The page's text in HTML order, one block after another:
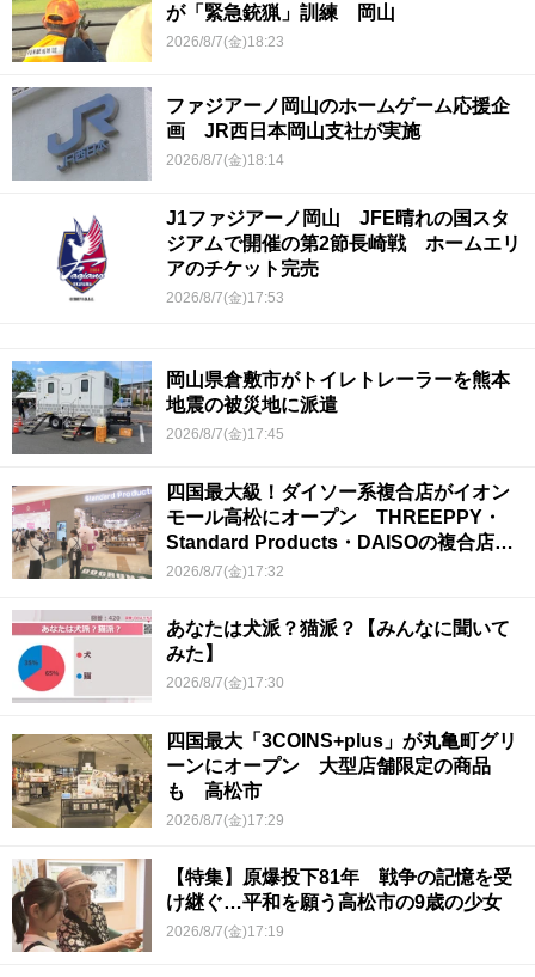
が「緊急銃猟」訓練 岡山
2026/8/7(金)18:23
ファジアーノ岡山のホームゲーム応援企
画 JR西日本岡山支社が実施
2026/8/7(金)18:14
J1ファジアーノ岡山 JFE晴れの国スタ
ジアムで開催の第2節長崎戦 ホームエリ
アのチケット完売
2026/8/7(金)17:53
岡山県倉敷市がトイレトレーラーを熊本
地震の被災地に派遣
2026/8/7(金)17:45
四国最大級！ダイソー系複合店がイオン
モール高松にオープン THREEPPY・
Standard Products・DAISOの複合店は
香川県初
2026/8/7(金)17:32
あなたは犬派？猫派？【みんなに聞いて
みた】
2026/8/7(金)17:30
四国最大「3COINS+plus」が丸亀町グリ
ーンにオープン 大型店舗限定の商品
も 高松市
2026/8/7(金)17:29
【特集】原爆投下81年 戦争の記憶を受
け継ぐ…平和を願う高松市の9歳の少女
2026/8/7(金)17:19